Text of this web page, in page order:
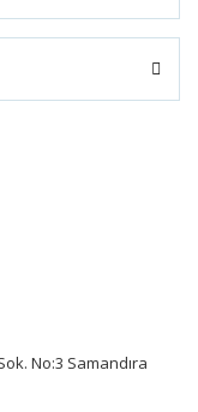
No:3 Samandıra